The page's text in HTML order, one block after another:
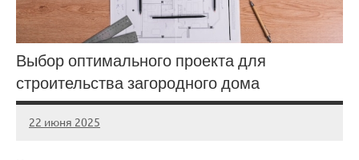
Выбор оптимального проекта для
строительства загородного дома
22 июня 2025
stroicomplex
Нет